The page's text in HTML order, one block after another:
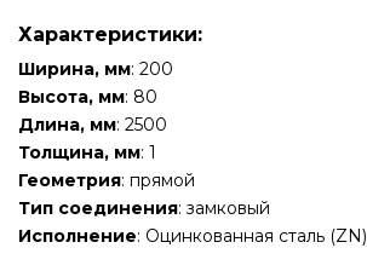
Характеристики:
Ширина, мм: 200
Высота, мм: 80
Длина, мм: 2500
Толщина, мм: 1
Геометрия: прямой
Тип соединения: замковый
Исполнение: Оцинкованная сталь (ZN)